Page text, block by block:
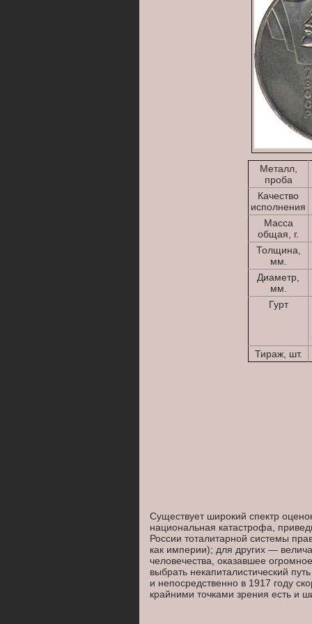
Металл,
проба
Качество
исполнения
Масса
общая, г.
Толщина,
мм.
Диаметр,
мм.
Гурт
Тираж, шт.
Существует широкий спектр
национальная катастрофа,
России тоталитарной системы
как империи); для других —
человечества, оказавшее
выбрать некапиталистический
и непосредственно в 1917 году
крайними точками зрения есть и